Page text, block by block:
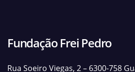
Fundação Frei Pedro
Rua Soeiro Viegas, 2 – 6300-758